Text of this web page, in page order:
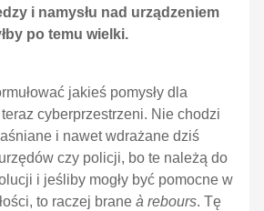
i namysłu nad urządzeniem
po temu wielki.
jakieś pomysły dla
cyberprzestrzeni. Nie chodzi
i nawet wdrażane dziś
czy policji, bo te należą do
i jeśliby mogły być pomocne w
to raczej brane à rebours. Tę